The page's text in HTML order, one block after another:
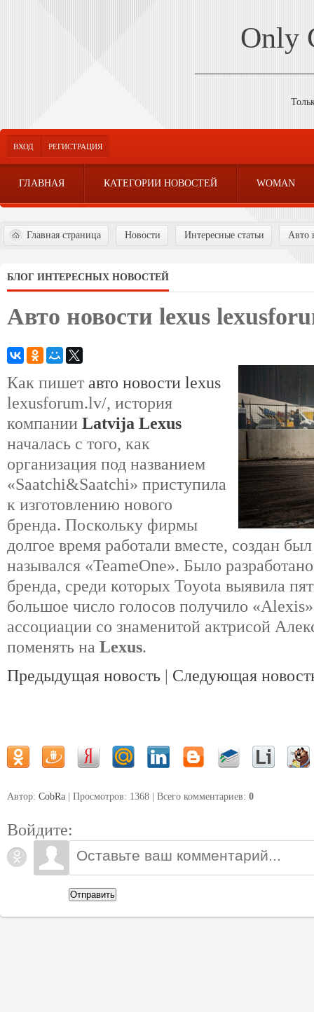
Only
ВХОД РЕГИСТРАЦИЯ
ГЛАВНАЯ КАТЕГОРИИ НОВОСТЕЙ WOMAN
Главная страница Новости Интересные статьи Авто
БЛОГ ИНТЕРЕСНЫХ НОВОСТЕЙ
Авто новости lexus
Как пишет авто новости lexus
lexusforum.lv/, история
компании Latvija Lexus
началась с того, как
организация под названием
«Saatchi&Saatchi» приступила
к изготовлению нового
бренда. Поскольку фирмы
долгое время работали вместе, создан
назывался «TeameOne». Было
бренда, среди которых Toyota выявила
большое число голосов получило
ассоциации со знаменитой актрисой
поменять на Lexus.
Предыдущая новость
Следующая
Автор: CobRa | Просмотров: 1368 | Всего комментариев: 0
Войдите:
Отправить